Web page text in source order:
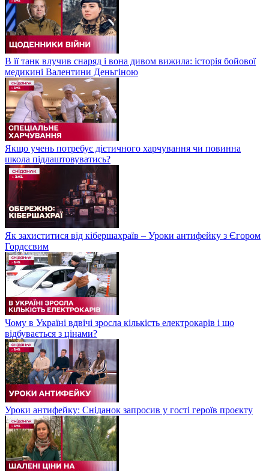
В її танк влучив снаряд і вона дивом вижила: історія бойової
медикині Валентини Деньгіною
Якщо учень потребує дієтичного харчування чи повинна
школа підлаштовуватись?
Як захиститися від кібершахраїв – Уроки антифейку з Єгором
Гордєєвим
Чому в Україні вдвічі зросла кількість електрокарів і що
відбувається з цінами?
Уроки антифейку: Сніданок запросив у гості героїв проєкту